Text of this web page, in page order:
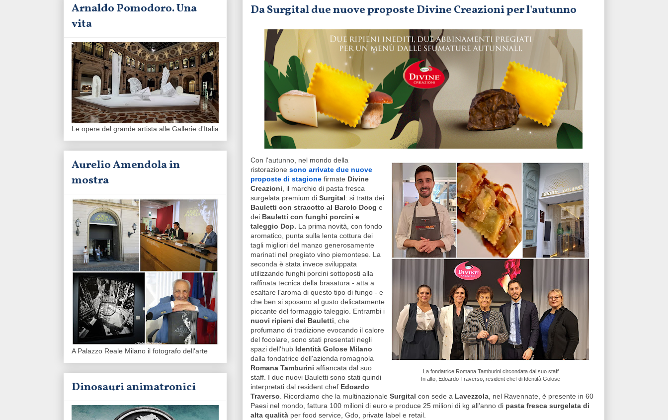
Da Surgital due nuove proposte Divine Creazioni per l'autunno
La fondatrice Romana Tamburini circondata dal suo staff
In alto, Edoardo Traverso, resident chef di Identità Golose
Con l'autunno, nel mondo della
ristorazione sono arrivate due nuove
proposte di stagione firmate Divine
Creazioni, il marchio di pasta fresca
surgelata premium di Surgital: si tratta dei
Bauletti con stracotto al Barolo Docg e
dei Bauletti con funghi porcini e
taleggio Dop. La prima novità, con fondo
aromatico, punta sulla lenta cottura dei
tagli migliori del manzo generosamente
marinati nel pregiato vino piemontese. La
seconda è stata invece sviluppata
utilizzando funghi porcini sottoposti alla
raffinata tecnica della brasatura - atta a
esaltare l'aroma di questo tipo di fungo - e
che ben si sposano al gusto delicatamente
piccante del formaggio taleggio. Entrambi i
nuovi ripieni dei Bauletti, che
profumano di tradizione evocando il calore
del focolare, sono stati presentati negli
spazi dell'hub Identità Golose Milano
dalla fondatrice dell'azienda romagnola
Romana Tamburini affiancata dal suo
staff. I due nuovi Bauletti sono stati quindi
interpretati dal resident chef Edoardo
Traverso. Ricordiamo che la multinazionale Surgital con sede a Lavezzola, nel Ravennate, è presente in 60
Paesi nel mondo, fattura 100 milioni di euro e produce 25 milioni di kg all'anno di pasta fresca surgelata di
alta qualità per food service, Gdo, private label e retail.
Arnaldo Pomodoro. Una
vita
Le opere del grande artista alle Gallerie d'Italia
Aurelio Amendola in
mostra
A Palazzo Reale Milano il fotografo dell'arte
Dinosauri animatronici